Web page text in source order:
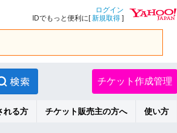
ログイン
IDでもっと便利に[新規取得 ]
チケット作成管理
れる方 チケット販売主の方へ 使い方